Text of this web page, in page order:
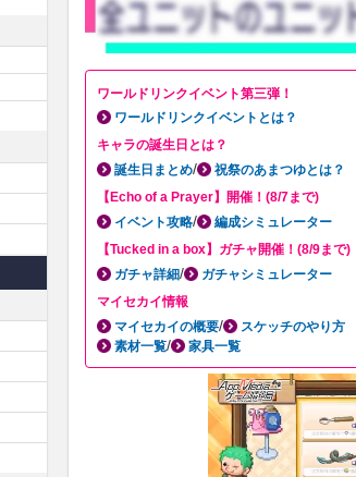
ワールドリンクイベント第三弾！
ワールドリンクイベントとは？
キャラの誕生日とは？
誕生日まとめ/
祝祭のあまつゆとは？
【Echo of a Prayer】開催！(8/7まで)
イベント攻略/
編成シミュレーター
【Tucked in a box】ガチャ開催！(8/9まで)
ガチャ詳細/
ガチャシミュレーター
マイセカイ情報
マイセカイの概要/
スケッチのやり方
素材一覧/ 家具一覧